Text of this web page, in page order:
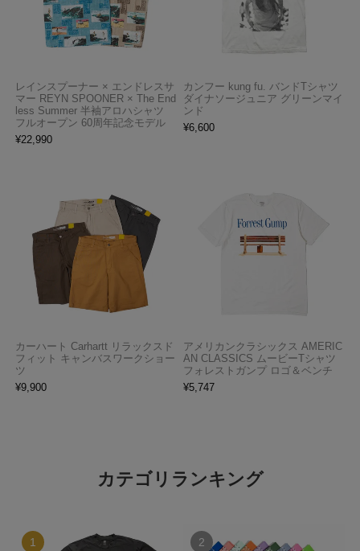
レインスプーナー × エンドレスサ
マー REYN SPOONER × The End
less Summer 半袖アロハシャツ
フルオープン 60周年記念モデル
¥22,990
カンフー kung fu. バンドTシャツ
ダイナソージュニア グリーンマイ
ンド
¥6,600
カーハート Carhartt リラックスド
フィット キャンバスワークショー
ツ
¥9,900
アメリカンクラシックス AMERIC
AN CLASSICS ムービーTシャツ
フォレストガンプ ロゴ＆ベンチ
¥5,747
カテゴリランキング